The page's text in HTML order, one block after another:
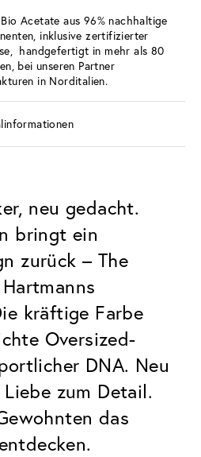
Bio Acetate aus 96% nachhaltige
inklusive zertifizierter
handgefertigt in mehr als 80
bei unseren Partner
in Norditalien.
neu gedacht.
bringt ein
zurück – The
kräftige Farbe
Oversized-
DNA. Neu
zum Detail.
das